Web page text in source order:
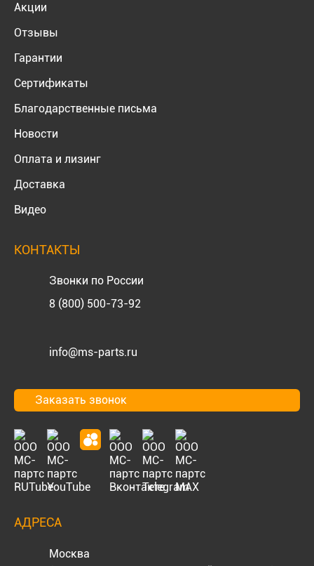
Акции
Отзывы
Гарантии
Сертификаты
Благодарственные письма
Новости
Оплата и лизинг
Доставка
Видео
КОНТАКТЫ
Звонки по России
8 (800) 500-73-92
info@ms-parts.ru
Заказать звонок
АДРЕСА
Москва